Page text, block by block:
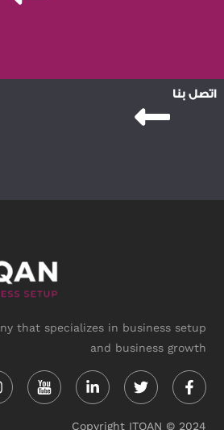
اتصل بنا
that specializes in business setup
and business growth
in f
Copyright ITQAN © 2024